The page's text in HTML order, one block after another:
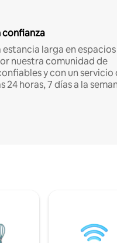
confianza
larga en espacios
nuestra comunidad de
y con un servicio
24 horas, 7 días a la